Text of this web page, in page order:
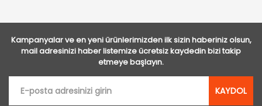
Kampanyalar ve en yeni ürünlerimizden ilk sizin haberiniz olsun,
mail adresinizi haber listemize ücretsiz kaydedin bizi takip
etmeye başlayın.
KAYDOL